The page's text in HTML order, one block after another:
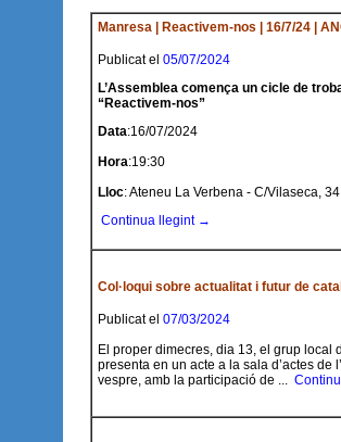
Manresa | Reactivem-nos | 16/7/24 |
Publicat el 05/07/2024
L’Assemblea comença un cicle de
“Reactivem-nos”
Data:16/07/2024
Hora:19:30
Lloc: Ateneu La Verbena - C/Vilaseca,
Continua llegint →
Col·loqui sobre actualitat i futur de
Publicat el 07/03/2024
El proper dimecres, dia 13, el grup local
presenta en un acte a la sala d’actes de
vespre, amb la participació de ...